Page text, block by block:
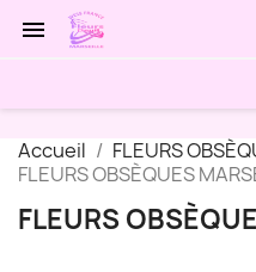

Accueil
FLEURS
FLEURS OBSÈQUES
FLEURS